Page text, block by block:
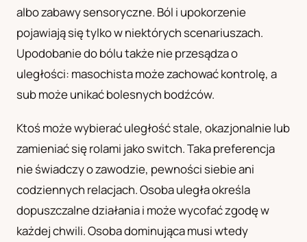
albo zabawy sensoryczne. Ból i upokorzenie
pojawiają się tylko w niektórych scenariuszach.
Upodobanie do bólu także nie przesądza o
uległości: masochista może zachować kontrolę, a
sub może unikać bolesnych bodźców.
Ktoś może wybierać uległość stale, okazjonalnie lub
zamieniać się rolami jako switch. Taka preferencja
nie świadczy o zawodzie, pewności siebie ani
codziennych relacjach. Osoba uległa określa
dopuszczalne działania i może wycofać zgodę w
każdej chwili. Osoba dominująca musi wtedy